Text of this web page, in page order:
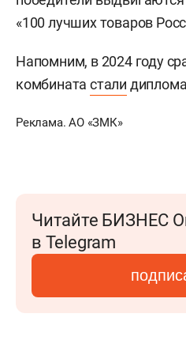
«100 лучших товаров
Напомним, в 2024 году
комбинатастали
Реклама. АО «ЗМК»
Читайте БИЗНЕС
в Telegram